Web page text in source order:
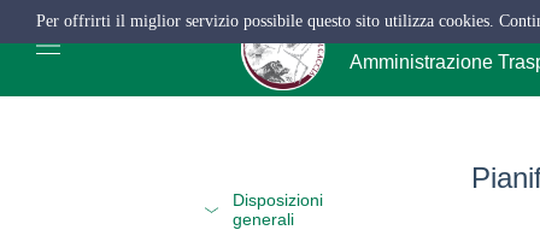
ATC Salerno
Amministrazione
Disposizioni
generali
Per offrirti il miglior servizio possibile questo sito utilizza cookies.